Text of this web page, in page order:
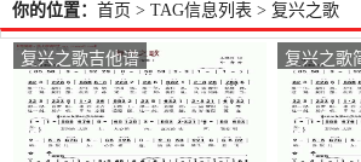
你的位置： 首页 > TAG信息列表 > 复兴之歌
复兴之歌吉他谱 复兴之歌